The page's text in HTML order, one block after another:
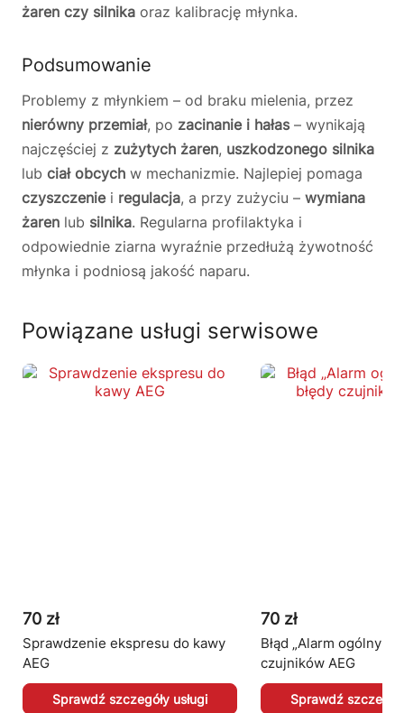
żaren czy silnika oraz kalibrację młynka.
Podsumowanie
Problemy z młynkiem – od braku mielenia, przez
nierówny przemiał, po zacinanie i hałas– wynikają
najczęściej z zużytych żaren, uszkodzonego silnika
lub ciał obcych w mechanizmie. Najlepiej pomaga
czyszczeniei regulacja, a przy zużyciu – wymiana
żaren lub silnika. Regularna profilaktyka i
odpowiednie ziarna wyraźnie przedłużą żywotność
młynka i podniosą jakość naparu.
Powiązane usługi serwisowe
70 zł
Sprawdzenie ekspresu do kawy
AEG
Sprawdź szczegóły usługi
70 zł
Błąd „Alarm ogólny” i
czujników AEG
Sprawdź